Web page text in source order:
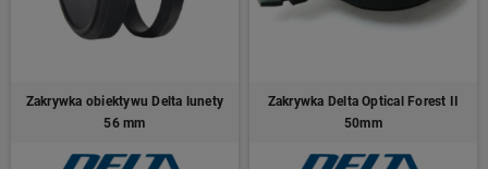
Zakrywka obiektywu Delta lunety
56 mm
Zakrywka Delta Optical Forest II
50mm